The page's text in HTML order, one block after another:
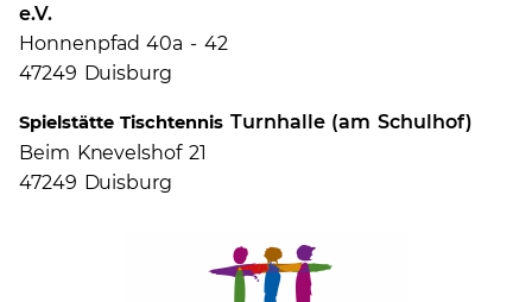
e.V.
Honnenpfad 40a - 42
47249 Duisburg
Spielstätte Tischtennis Turnhalle (am Schulhof)
Beim Knevelshof 21
47249 Duisburg